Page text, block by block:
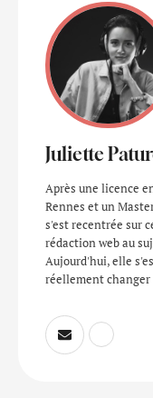
Juliette
Après une licence
Rennes et un
s'est recentrée sur
rédaction web au
Aujourd'hui, elle
réellement changer